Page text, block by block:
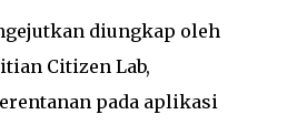
diungkap oleh
Citizen Lab,
pada aplikasi